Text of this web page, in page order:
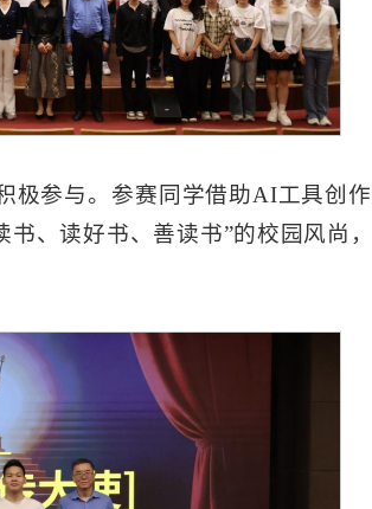
参与。参赛同学借助AI工具创
、读好书、善读书”的校园风尚